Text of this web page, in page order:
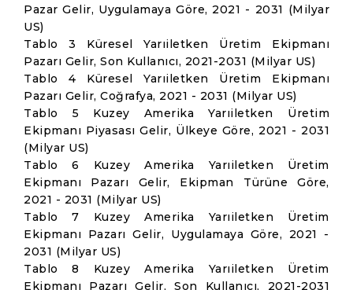
Pazar Gelir, Uygulamaya Göre, 2021 - 2031 (Milyar
US)
Tablo 3 Küresel Yarıiletken Üretim Ekipmanı
Pazarı Gelir, Son Kullanıcı, 2021-2031 (Milyar US)
Tablo 4 Küresel Yarıiletken Üretim Ekipmanı
Pazarı Gelir, Coğrafya, 2021 - 2031 (Milyar US)
Tablo 5 Kuzey Amerika Yarıiletken Üretim
Ekipmanı Piyasası Gelir, Ülkeye Göre, 2021 - 2031
(Milyar US)
Tablo 6 Kuzey Amerika Yarıiletken Üretim
Ekipmanı Pazarı Gelir, Ekipman Türüne Göre,
2021 - 2031 (Milyar US)
Tablo 7 Kuzey Amerika Yarıiletken Üretim
Ekipmanı Pazarı Gelir, Uygulamaya Göre, 2021 -
2031 (Milyar US)
Tablo 8 Kuzey Amerika Yarıiletken Üretim
Ekipmanı Pazarı Gelir, Son Kullanıcı, 2021-2031